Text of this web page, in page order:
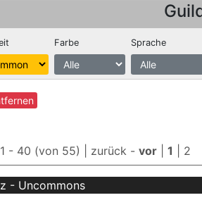
Farbe Sprache
- 40 (von 55) | zurück - vor 1 2
- Uncommons